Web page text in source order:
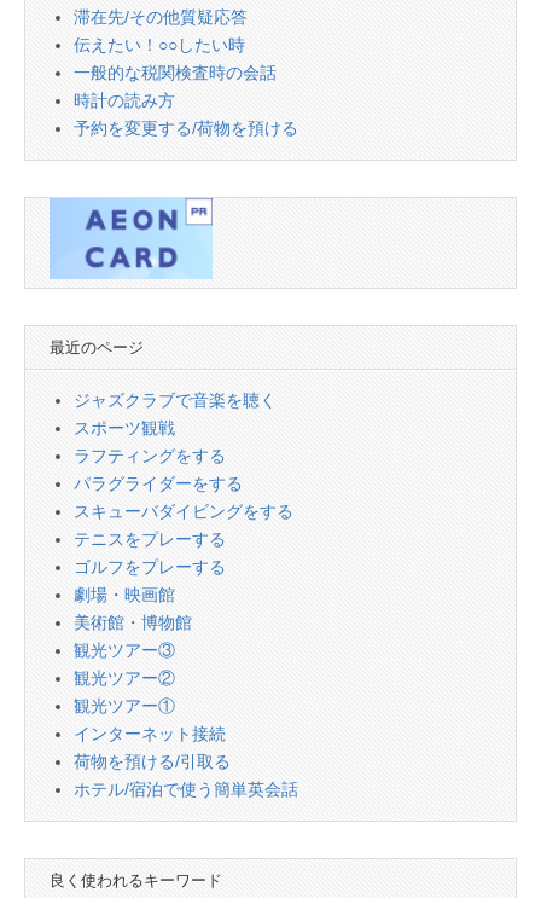
滞在先/その他質疑応答
伝えたい！○○したい時
一般的な税関検査時の会話
時計の読み方
予約を変更する/荷物を預ける
最近のページ
ジャズクラブで音楽を聴く
スポーツ観戦
ラフティングをする
パラグライダーをする
スキューバダイビングをする
テニスをプレーする
ゴルフをプレーする
劇場・映画館
美術館・博物館
観光ツアー③
観光ツアー②
観光ツアー①
インターネット接続
荷物を預ける/引取る
ホテル/宿泊で使う簡単英会話
良く使われるキーワード